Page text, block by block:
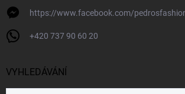
https://www.facebook.com/
+420 737 90 60 20
VYHLEDÁVÁNÍ